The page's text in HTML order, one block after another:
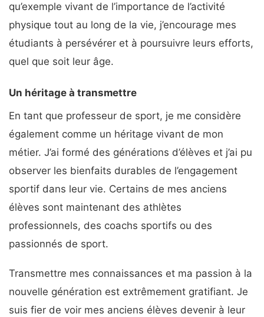
qu’exemple vivant de l’importance de l’activité
physique tout au long de la vie, j’encourage mes
étudiants à persévérer et à poursuivre leurs efforts,
quel que soit leur âge.
Un héritage à transmettre
En tant que professeur de sport, je me considère
également comme un héritage vivant de mon
métier. J’ai formé des générations d’élèves et j’ai pu
observer les bienfaits durables de l’engagement
sportif dans leur vie. Certains de mes anciens
élèves sont maintenant des athlètes
professionnels, des coachs sportifs ou des
passionnés de sport.
Transmettre mes connaissances et ma passion à la
nouvelle génération est extrêmement gratifiant. Je
suis fier de voir mes anciens élèves devenir à leur